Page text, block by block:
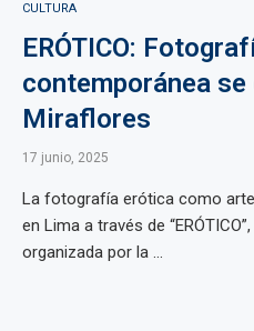
CULTURA
ERÓTICO:
contemporánea se
Miraflores
17 junio, 2025
La fotografía erótica como
en Lima a través de
organizada por la ...